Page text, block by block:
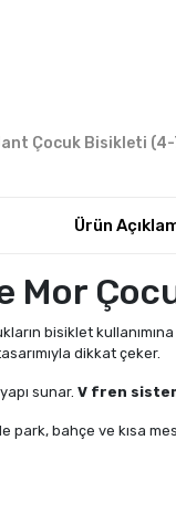
Çocuk Bisikleti (4-
Ürün
Mor
bisiklet
dikkat çeker.
sunar.V fren
park, bahçe ve kısa